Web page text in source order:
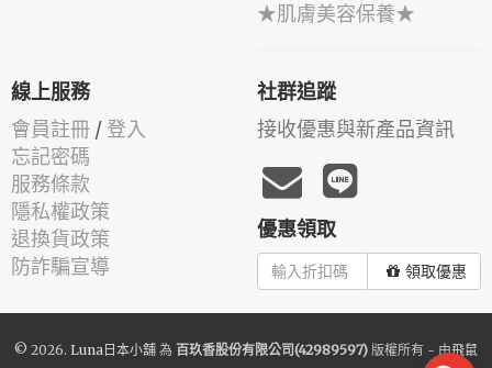
★肌膚美容保養★
線上服務
會員註冊 / 登入
忘記密碼
服務條款
隱私權政策
退換貨政策
防詐騙宣導
社群追蹤
接收優惠與新產品資訊
優惠領取
領取優惠
© 2026. Luna日本小舖 為 百玖香股份有限公司(42989597) 版權所有 - 由飛鼠